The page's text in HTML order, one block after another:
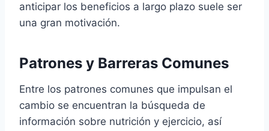
anticipar los beneficios a largo plazo suele ser
una gran motivación.
Patrones y Barreras Comunes
Entre los patrones comunes que impulsan el
cambio se encuentran la búsqueda de
información sobre nutrición y ejercicio, así